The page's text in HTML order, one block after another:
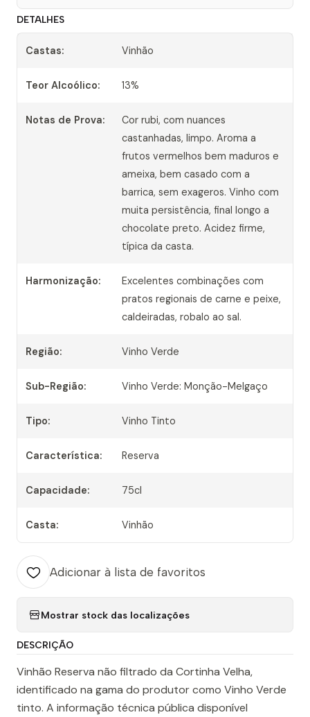
DETALHES
Castas: Vinhão
Teor Alcoólico: 13%
Notas de Prova:
Cor rubi, com nuances
castanhadas, limpo. Aroma a
frutos vermelhos bem maduros e
ameixa, bem casado com a
barrica, sem exageros. Vinho com
muita persistência, final longo a
chocolate preto. Acidez firme,
típica da casta.
Harmonização:
Excelentes combinações com
pratos regionais de carne e peixe,
caldeiradas, robalo ao sal.
Região: Vinho Verde
Sub-Região: Vinho Verde: Monção-Melgaço
Tipo: Vinho Tinto
Característica: Reserva
Capacidade: 75cl
Casta: Vinhão
Adicionar à lista de favoritos
Mostrar stock das localizações
DESCRIÇÃO
Vinhão Reserva não filtrado da Cortinha Velha,
identificado na gama do produtor como Vinho Verde
tinto. A informação técnica pública disponível